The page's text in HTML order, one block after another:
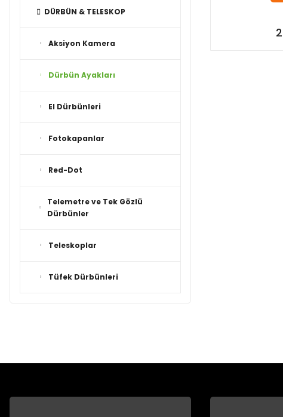
DÜRBÜN & TELESKOP
Aksiyon Kamera
Dürbün Ayakları
El Dürbünleri
Fotokapanlar
Red-Dot
Telemetre ve Tek Gözlü
Dürbünler
Teleskoplar
Tüfek Dürbünleri